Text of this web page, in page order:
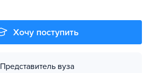
Хочу поступить
Представитель вуза